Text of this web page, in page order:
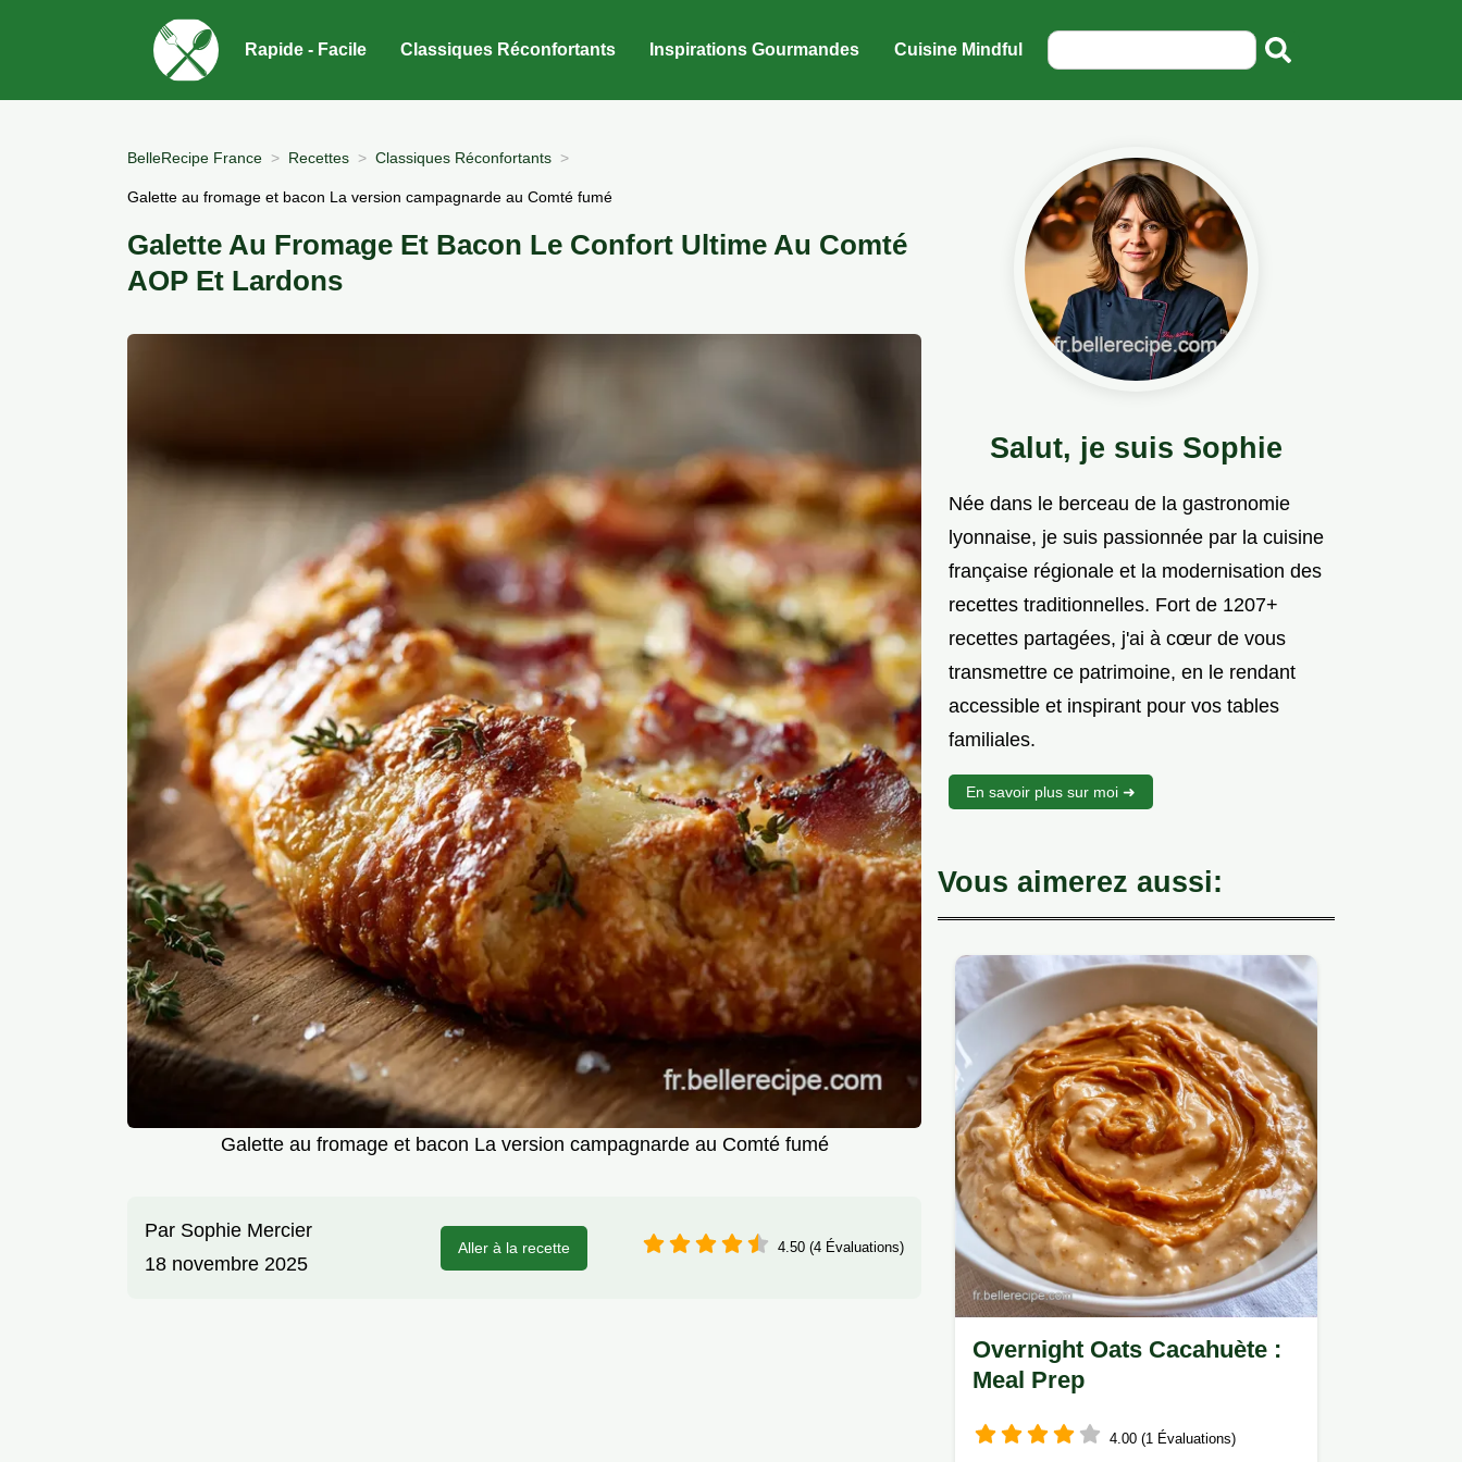
Rapide - Facile Classiques Réconfortants Inspirations Gourmandes Cuisine Mindful
BelleRecipe France Recettes Classiques Réconfortants
Galette au fromage et bacon La version campagnarde au Comté fumé
Galette Au Fromage Et Bacon Le Confort Ultime Au Comté
AOP Et Lardons
Galette au fromage et bacon La version campagnarde au Comté fumé
Par Sophie Mercier
18 novembre 2025
Aller à la recette 4.50 (4 Évaluations)
Salut, je suis Sophie
Née dans le berceau de la gastronomie
lyonnaise, je suis passionnée par la cuisine
française régionale et la modernisation des
recettes traditionnelles. Fort de 1207+
recettes partagées, j'ai à cœur de vous
transmettre ce patrimoine, en le rendant
accessible et inspirant pour vos tables
familiales.
En savoir plus sur moi ➜
Vous aimerez aussi:
Overnight Oats Cacahuète :
Meal Prep
4.00 (1 Évaluations)